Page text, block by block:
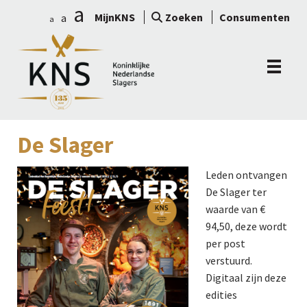
a a a MijnKNS Zoeken Consumenten
De Slager
Leden ontvangen
De Slager ter
waarde van €
94,50, deze wordt
per post
verstuurd.
Digitaal zijn deze
edities